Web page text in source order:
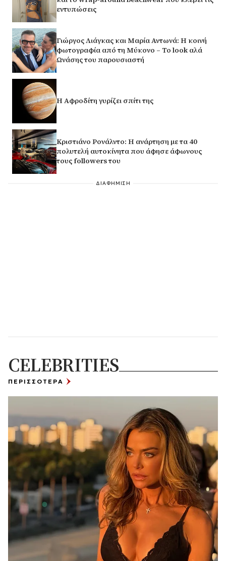
εντυπώσεις
Γιώργος Λιάγκας και Μαρία Αντωνά: Η κοινή
φωτογραφία από τη Μύκονο – Το look αλά
Ωνάσης του παρουσιαστή
H Αφροδίτη γυρίζει σπίτι της
Κριστιάνο Ρονάλντο: Η ανάρτηση με τα 40
πολυτελή αυτοκίνητα που άφησε άφωνους
τους followers του
ΔΙΑΦΗΜΙΣΗ
CELEBRITIES
ΠΕΡΙΣΣΟΤΕΡΑ